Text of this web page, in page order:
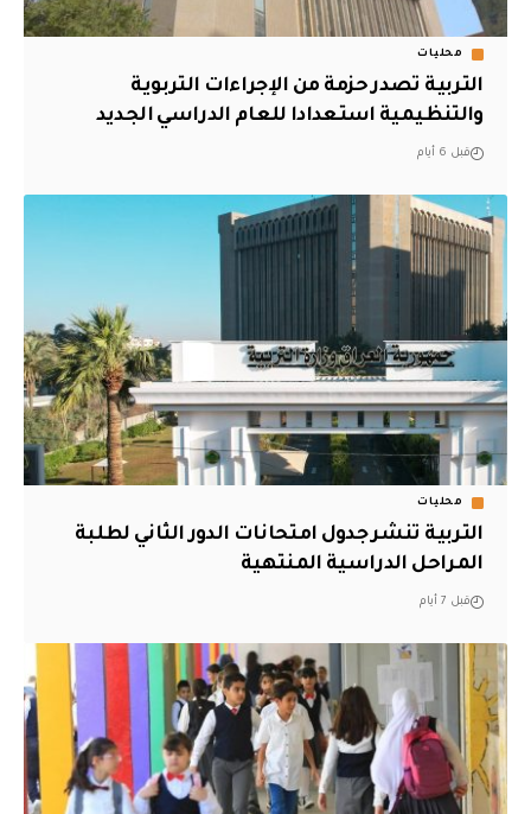
محليات
التربية تصدر حزمة من الإجراءات التربوية
والتنظيمية استعدادا للعام الدراسي الجديد
قبل 6 أيام
محليات
التربية تنشر جدول امتحانات الدور الثاني لطلبة
المراحل الدراسية المنتهية
قبل 7 أيام